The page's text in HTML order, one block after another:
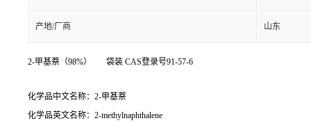
产地/厂商 山东
2-甲基萘（98%） 袋装 CAS登录号91-57-6
化学品中文名称：2-甲基萘
化学品英文名称：2-methylnaphthalene